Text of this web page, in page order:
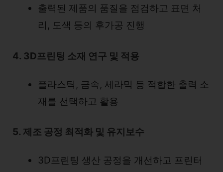
출력된 제품의 품질을 점검하고 표면 처
리, 도색 등의 후가공 진행
4. 3D프린팅 소재 연구 및 적용
플라스틱, 금속, 세라믹 등 적합한 출력 소
재를 선택하고 활용
5. 제조 공정 최적화 및 유지보수
3D프린팅 생산 공정을 개선하고 프린터